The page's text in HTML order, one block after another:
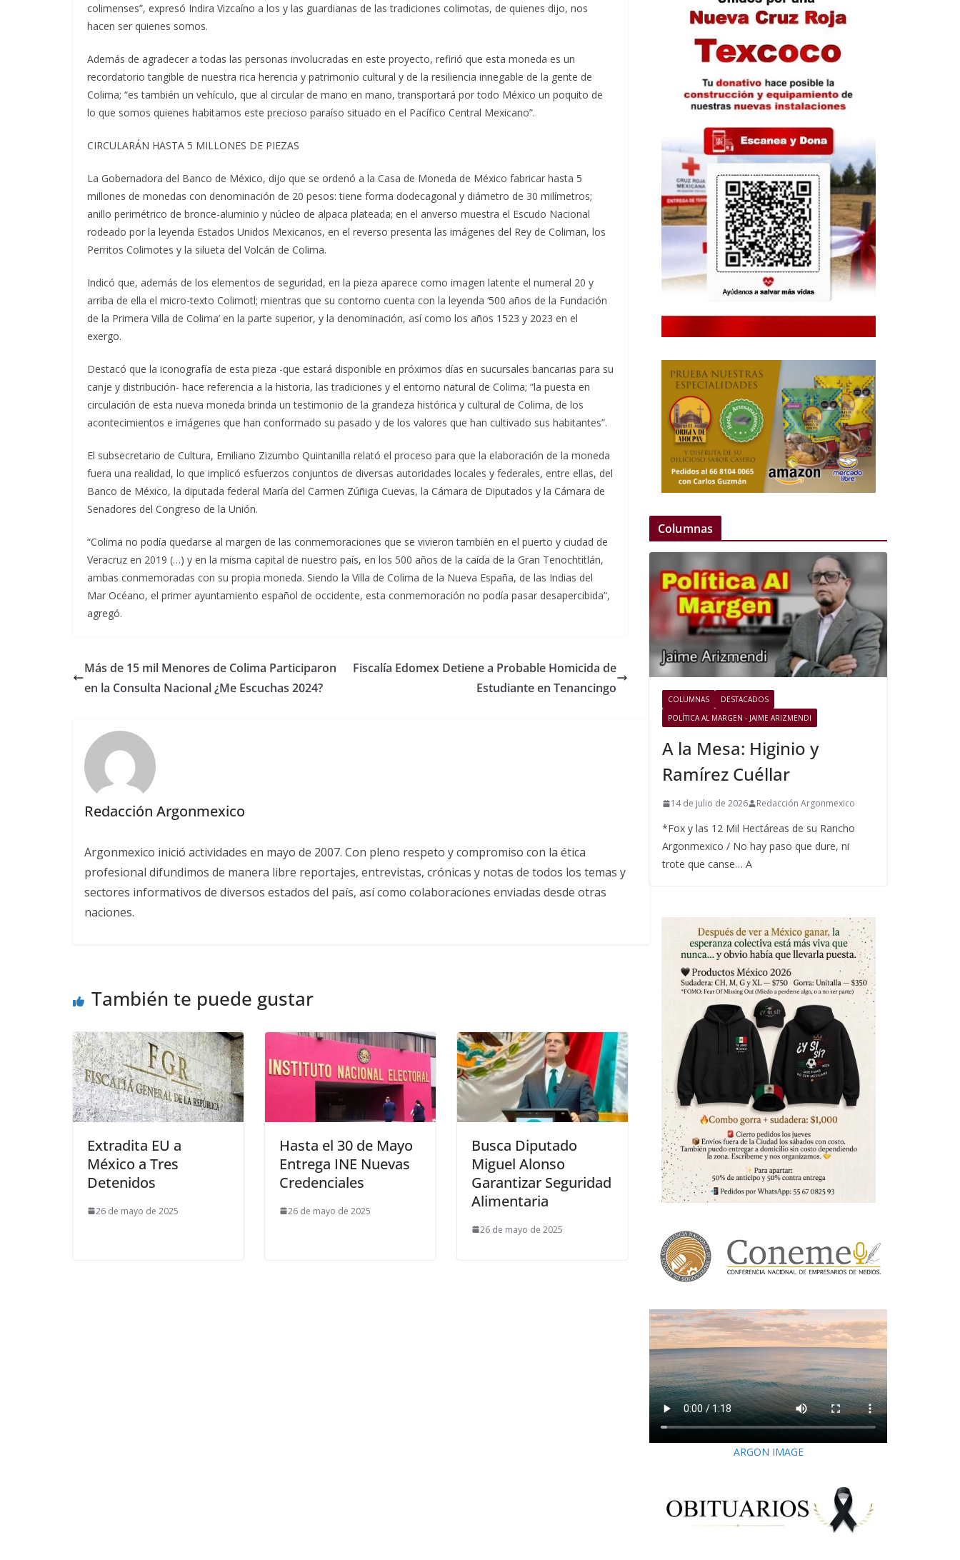
colimenses”, expresó Indira Vizcaíno a los y las guardianas de las tradiciones colimotas, de quienes dijo, nos
hacen ser quienes somos.
Además de agradecer a todas las personas involucradas en este proyecto, refirió que esta moneda es un
recordatorio tangible de nuestra rica herencia y patrimonio cultural y de la resiliencia innegable de la gente de
Colima; “es también un vehículo, que al circular de mano en mano, transportará por todo México un poquito de
lo que somos quienes habitamos este precioso paraíso situado en el Pacífico Central Mexicano”.
CIRCULARÁN HASTA 5 MILLONES DE PIEZAS
La Gobernadora del Banco de México, dijo que se ordenó a la Casa de Moneda de México fabricar hasta 5
millones de monedas con denominación de 20 pesos: tiene forma dodecagonal y diámetro de 30 milímetros;
anillo perimétrico de bronce-aluminio y núcleo de alpaca plateada; en el anverso muestra el Escudo Nacional
rodeado por la leyenda Estados Unidos Mexicanos, en el reverso presenta las imágenes del Rey de Coliman, los
Perritos Colimotes y la silueta del Volcán de Colima.
Indicó que, además de los elementos de seguridad, en la pieza aparece como imagen latente el numeral 20 y
arriba de ella el micro-texto Colimotl; mientras que su contorno cuenta con la leyenda ‘500 años de la Fundación
de la Primera Villa de Colima’ en la parte superior, y la denominación, así como los años 1523 y 2023 en el
exergo.
Destacó que la iconografía de esta pieza -que estará disponible en próximos días en sucursales bancarias para su
canje y distribución- hace referencia a la historia, las tradiciones y el entorno natural de Colima; “la puesta en
circulación de esta nueva moneda brinda un testimonio de la grandeza histórica y cultural de Colima, de los
acontecimientos e imágenes que han conformado su pasado y de los valores que han cultivado sus habitantes”.
El subsecretario de Cultura, Emiliano Zizumbo Quintanilla relató el proceso para que la elaboración de la moneda
fuera una realidad, lo que implicó esfuerzos conjuntos de diversas autoridades locales y federales, entre ellas, del
Banco de México, la diputada federal María del Carmen Zúñiga Cuevas, la Cámara de Diputados y la Cámara de
Senadores del Congreso de la Unión.
“Colima no podía quedarse al margen de las conmemoraciones que se vivieron también en el puerto y ciudad de
Veracruz en 2019 (…) y en la misma capital de nuestro país, en los 500 años de la caída de la Gran Tenochtitlán,
ambas conmemoradas con su propia moneda. Siendo la Villa de Colima de la Nueva España, de las Indias del
Mar Océano, el primer ayuntamiento español de occidente, esta conmemoración no podía pasar desapercibida”,
agregó.
Más de 15 mil Menores de Colima Participaron
en la Consulta Nacional ¿Me Escuchas 2024?
Fiscalía Edomex Detiene a Probable Homicida de
Estudiante en Tenancingo
Redacción Argonmexico
Argonmexico inició actividades en mayo de 2007. Con pleno respeto y compromiso con la ética
profesional difundimos de manera libre reportajes, entrevistas, crónicas y notas de todos los temas y
sectores informativos de diversos estados del país, así como colaboraciones enviadas desde otras
naciones.
También te puede gustar
Extradita EU a
México a Tres
Detenidos
26 de mayo de 2025
Hasta el 30 de Mayo
Entrega INE Nuevas
Credenciales
26 de mayo de 2025
Busca Diputado
Miguel Alonso
Garantizar Seguridad
Alimentaria
26 de mayo de 2025
Columnas
COLUMNAS
DESTACADOS
POLÍTICA AL MARGEN - JAIME ARIZMENDI
A la Mesa: Higinio y
Ramírez Cuéllar
14 de julio de 2026 Redacción Argonmexico
*Fox y las 12 Mil Hectáreas de su Rancho
Argonmexico / No hay paso que dure, ni
trote que canse… A
ARGON IMAGE